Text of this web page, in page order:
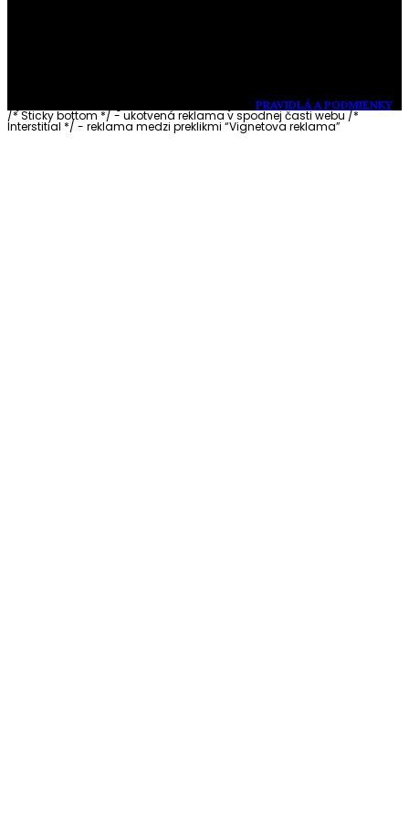
PRAVIDLÁ A PODMIENKY
/* Sticky bottom */ - ukotvená reklama v spodnej časti webu/*
Interstitial */ - reklama medzi preklikmi “Vignetova reklama”